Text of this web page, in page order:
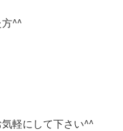
^^
軽にして下さい^^